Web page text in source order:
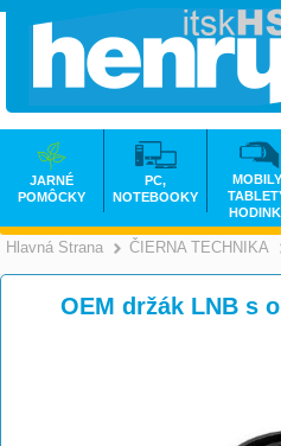
Hlavná Strana >
ČIERNA TECHNIKA
OEM držák LNB s
JARNÉ
POMÔCKY
PC,
NOTEBOOKY